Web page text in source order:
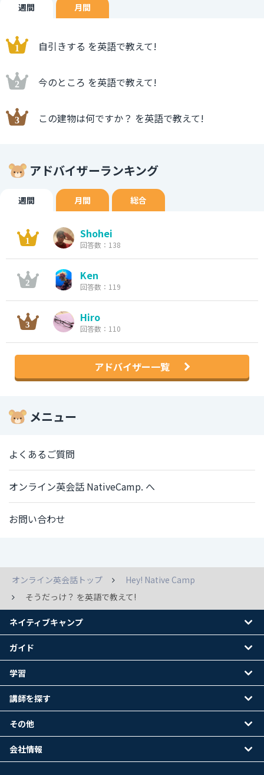
週間 月間
自引きする を英語で教えて!
今のところ を英語で教えて!
この建物は何ですか？ を英語で教えて!
アドバイザーランキング
週間 月間 総合
Shohei
回答数：138
Ken
回答数：119
Hiro
回答数：110
アドバイザー一覧
メニュー
よくあるご質問
オンライン英会話 NativeCamp. へ
お問い合わせ
オンライン英会話トップ
Hey! Native Camp
そうだっけ？ を英語で教えて!
ネイティブキャンプ
ガイド
学習
講師を探す
その他
会社情報